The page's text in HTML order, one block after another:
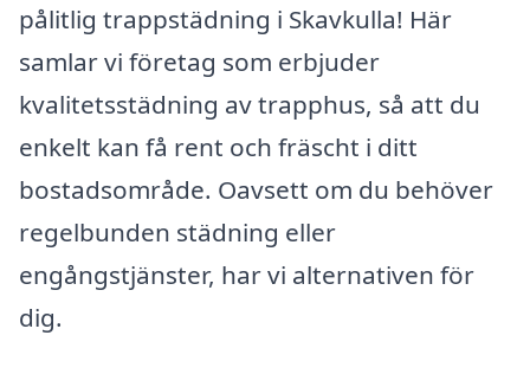
pålitlig trappstädning i Skavkulla! Här
samlar vi företag som erbjuder
kvalitetsstädning av trapphus, så att du
enkelt kan få rent och fräscht i ditt
bostadsområde. Oavsett om du behöver
regelbunden städning eller
engångstjänster, har vi alternativen för
dig.